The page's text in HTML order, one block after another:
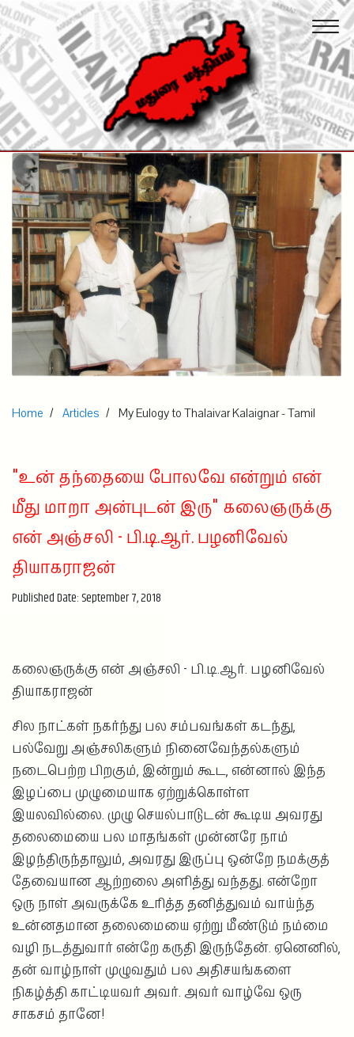
Home Articles My Eulogy to Thalaivar Kalaignar - Tamil
"உன் தந்தையை போலவே என்றும் என்
மீது மாறா அன்புடன் இரு" கலைஞருக்கு
என் அஞ்சலி - பி.டி.ஆர். பழனிவேல்
தியாகராஜன்
Published Date: September 7, 2018
கலைஞருக்கு என் அஞ்சலி - பி.டி.ஆர். பழனிவேல்
தியாகராஜன்
சில நாட்கள் நகர்ந்து பல சம்பவங்கள் கடந்து,
பல்வேறு அஞ்சலிகளும் நினைவேந்தல்களும்
நடைபெற்ற பிறகும், இன்றும் கூட, என்னால் இந்த
இழப்பை முழுமையாக ஏற்றுக்கொள்ள
இயலவில்லை. முழு செயல்பாடுடன் கூடிய அவரது
தலைமையை பல மாதங்கள் முன்னரே நாம்
இழந்திருந்தாலும், அவரது இருப்பு ஒன்றே நமக்குத்
தேவையான ஆற்றலை அளித்து வந்தது. என்றோ
ஒரு நாள் அவருக்கே உரித்த தனித்துவம் வாய்ந்த
உன்னதமான தலைமையை ஏற்று மீண்டும் நம்மை
வழி நடத்துவார் என்றே கருதி இருந்தேன். ஏனெனில்,
தன் வாழ்நாள் முழுவதும் பல அதிசயங்களை
நிகழ்த்தி காட்டியவர் அவர். அவர் வாழ்வே ஒரு
சாகசம் தானே!